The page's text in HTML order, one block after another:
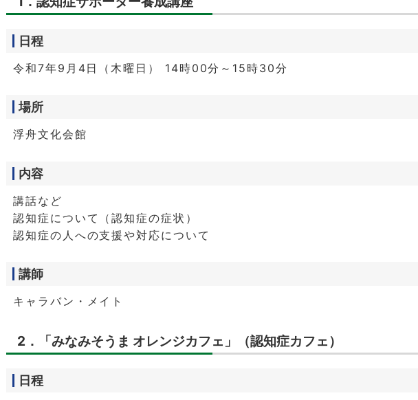
日程
令和7年9月4日（木曜日） 14時00分～15時30分
場所
浮舟文化会館
内容
講話など
認知症について（認知症の症状）
認知症の人への支援や対応について
講師
キャラバン・メイト
2．「みなみそうま オレンジカフェ」（認知症カフェ）
日程